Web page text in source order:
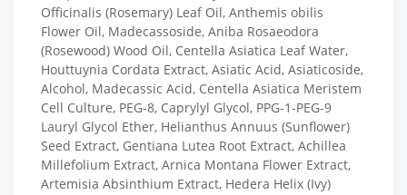
Officinalis (Rosemary) Leaf Oil, Anthemis obilis
Flower Oil, Madecassoside, Aniba Rosaeodora
(Rosewood) Wood Oil, Centella Asiatica Leaf Water,
Houttuynia Cordata Extract, Asiatic Acid, Asiaticoside,
Alcohol, Madecassic Acid, Centella Asiatica Meristem
Cell Culture, PEG-8, Caprylyl Glycol, PPG-1-PEG-9
Lauryl Glycol Ether, Helianthus Annuus (Sunflower)
Seed Extract, Gentiana Lutea Root Extract, Achillea
Millefolium Extract, Arnica Montana Flower Extract,
Artemisia Absinthium Extract, Hedera Helix (Ivy)